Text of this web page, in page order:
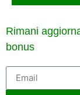
Rimani
bonus